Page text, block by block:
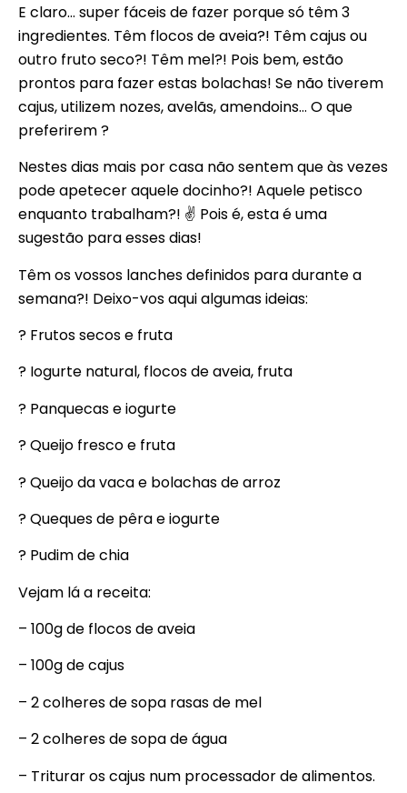
E claro… super fáceis de fazer porque só têm 3
ingredientes. Têm flocos de aveia?! Têm cajus ou
outro fruto seco?! Têm mel?! Pois bem, estão
prontos para fazer estas bolachas! Se não tiverem
cajus, utilizem nozes, avelãs, amendoins… O que
preferirem ?
Nestes dias mais por casa não sentem que às vezes
pode apetecer aquele docinho?! Aquele petisco
enquanto trabalham?! ✌ Pois é, esta é uma
sugestão para esses dias!
Têm os vossos lanches definidos para durante a
semana?! Deixo-vos aqui algumas ideias:
? Frutos secos e fruta
? Iogurte natural, flocos de aveia, fruta
? Panquecas e iogurte
? Queijo fresco e fruta
? Queijo da vaca e bolachas de arroz
? Queques de pêra e iogurte
? Pudim de chia
Vejam lá a receita:
– 100g de flocos de aveia
– 100g de cajus
– 2 colheres de sopa rasas de mel
– 2 colheres de sopa de água
– Triturar os cajus num processador de alimentos.